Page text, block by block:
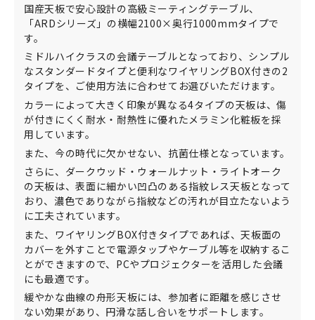
国産天板で安心設計の高級ミーティングテーブル、
「ARDシリーズ」の横幅2100×奥行1000mmタイプで
す。
ミドルハイクラスの会議テーブルとなっており、シンプル
なスタンダードタイプと便利なワイヤリングBOX付きの2
タイプを、ご使用方法に合わせてお選びいただけます。
カラーによって大きく印象が異なる4タイプの天板は、傷
が付きにくく耐水・耐熱性に優れたメラミン化粧板を採
用しています。
また、今の時代に欠かせない、抗菌仕様となっています。
さらに、ダークウッド・ウォールナット・ライトオーク
の天板は、表面に細かい凹凸のある指紋レス天板となって
おり、濃色でありながら指紋などの汚れが目立たないよう
に工夫されています。
また、ワイヤリングBOX付きタイプであれば、天板面の
カバーを外すことで電源タップやケーブル等を収納するこ
とができますので、PCやプロジェクターを活用した会議
にも最適です。
緩やかな曲線の舟形天板には、参加者に距離を感じさせ
ない効果があり、円滑な話し合いをサポートします。